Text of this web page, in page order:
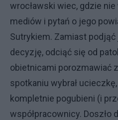
wrocławski wiec, gdzie
mediów i pytań o jego
Sutrykiem. Zamiast
decyzję, odciąć się od
obietnicami porozmawiać
spotkaniu wybrał
kompletnie pogubieni (i
współpracownicy. Doszło